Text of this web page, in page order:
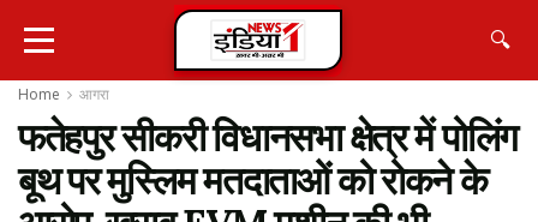
🔍
Home आगरा
फतेहपुर सीकरी विधानसभा क्षेत्र में पोलिंग
बूथ पर मुस्लिम मतदाताओं को रोकने के